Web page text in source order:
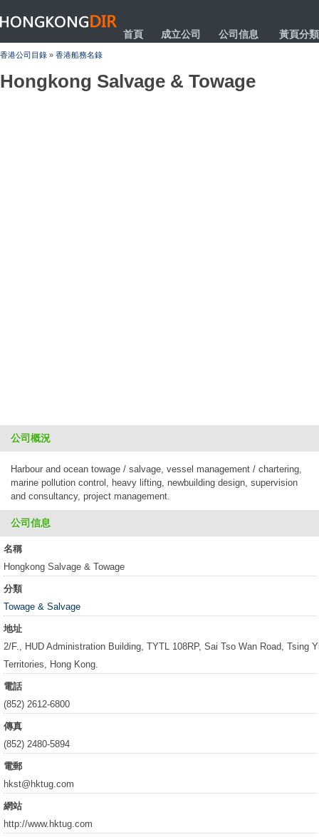
HONGKONGDIR
首頁 成立公司 公司信息 黃頁分類
香港公司目錄 » 香港船務名錄
Hongkong Salvage & Towage
公司概況
Harbour and ocean towage / salvage, vessel management / chartering,
marine pollution control, heavy lifting, newbuilding design, supervision
and consultancy, project management.
公司信息
名稱
Hongkong Salvage & Towage
分類
Towage & Salvage
地址
2/F., HUD Administration Building, TYTL 108RP, Sai Tso Wan Road, Tsing
Territories, Hong Kong.
電話
(852) 2612-6800
傳真
(852) 2480-5894
電郵
hkst@hktug.com
網站
http://www.hktug.com